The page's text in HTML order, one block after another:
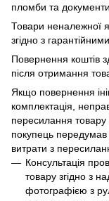
пломби та
Товари неналежної
згідно з
Повернення коштів
після отримання
Якщо повернення
комплектація,
пересилання
покупець
витрати з
Консультація
товару згідно з
фотографією з